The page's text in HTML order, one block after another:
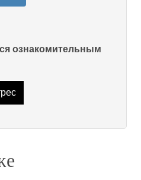
ознакомительным